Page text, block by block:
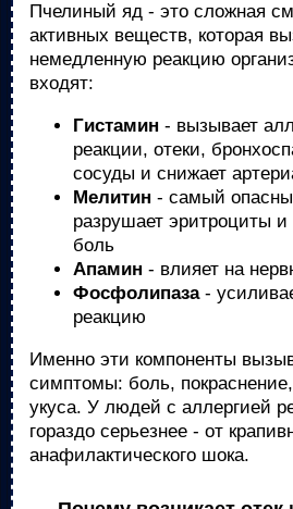
Пчелиный яд - это сложная
активных веществ, которая
немедленную реакцию
входят:
Гистамин - вызывает
реакции, отеки,
сосуды и снижает
Мелитин - самый
разрушает эритроциты
боль
Апамин - влияет на
Фосфолипаза-
реакцию
Именно эти компоненты
симптомы: боль,
укуса. У людей с аллергией
гораздо серьезнее - от
анафилактического шока.